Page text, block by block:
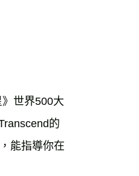
世界500大
的
能指導你在